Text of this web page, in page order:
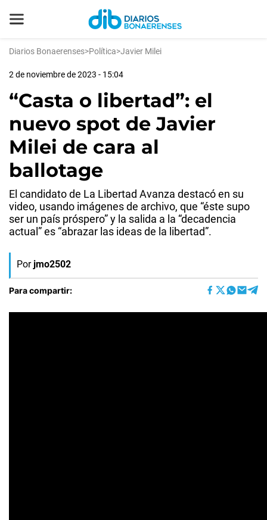
Diarios Bonaerenses>Política>Javier Milei
2 de noviembre de 2023 - 15:04
“Casta o libertad”: el
nuevo spot de Javier
Milei de cara al
ballotage
El candidato de La Libertad Avanza destacó en su
video, usando imágenes de archivo, que “éste supo
ser un país próspero” y la salida a la “decadencia
actual” es “abrazar las ideas de la libertad”.
Por jmo2502
Para compartir: